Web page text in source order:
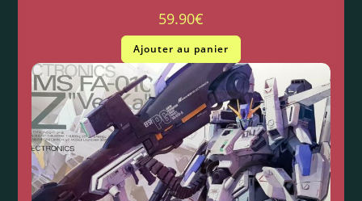
59.90€
Ajouter au panier